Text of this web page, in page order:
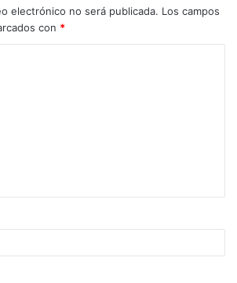
electrónico no será publicada. Los campos
con *